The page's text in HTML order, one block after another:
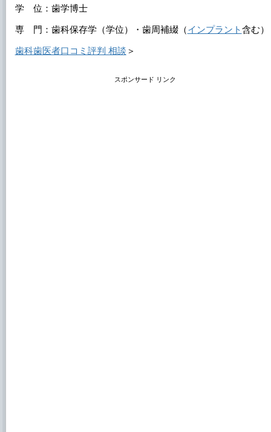
学 位：歯学博士
専 門：歯科保存学（学位）・歯周補綴（インプラント含む）
歯科歯医者口コミ評判 相談 ＞
スポンサード リンク